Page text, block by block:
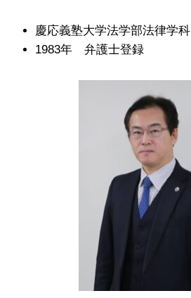
慶応義塾大学法学部法律学科
1983年 弁護士登録